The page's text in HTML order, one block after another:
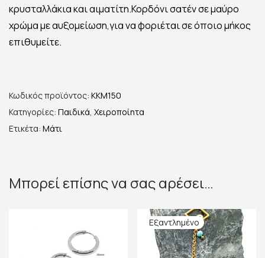
κρυσταλλάκια και αιματίτη.Κορδόνι σατέν σε μαύρο
χρώμα με αυξομείωση,για να φοριέται σε όποιο μήκος
επιθυμείτε.
Κωδικός προϊόντος: KKM150
Κατηγορίες: Παιδικά, Χειροποίητα
Ετικέτα: Μάτι
Μπορεί επίσης να σας αρέσει…